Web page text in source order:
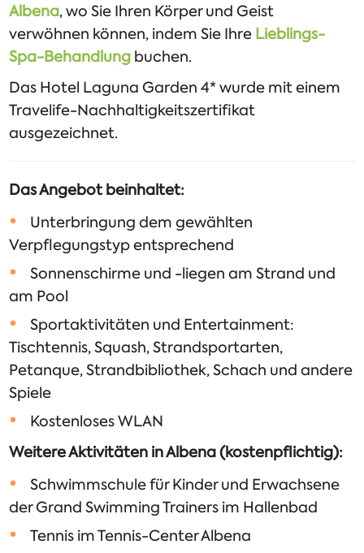
Albena, wo Sie Ihren Körper und Geist
verwöhnen können, indem Sie Ihre Lieblings-
Spa-Behandlung buchen.
Das Hotel Laguna Garden 4* wurde mit einem
Travelife-Nachhaltigkeitszertifikat
ausgezeichnet.
Das Angebot beinhaltet:
Unterbringung dem gewählten
Verpflegungstyp entsprechend
Sonnenschirme und -liegen am Strand und
am Pool
Sportaktivitäten und Entertainment:
Tischtennis, Squash, Strandsportarten,
Petanque, Strandbibliothek, Schach und andere
Spiele
Kostenloses WLAN
Weitere Aktivitäten in Albena (kostenpflichtig):
Schwimmschule für Kinder und Erwachsene
der Grand Swimming Trainers im Hallenbad
Tennis im Tennis-Center Albena